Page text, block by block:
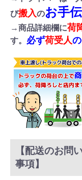
び搬入のお手
→商品詳細欄に荷
す。 必ず荷受人
【配送のお問
事項】